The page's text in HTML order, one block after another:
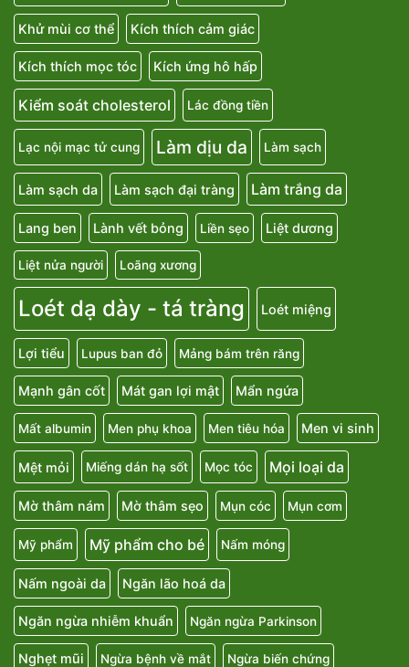
Khử mùi cơ thể Kích thích cảm giác
Kích thích mọc tóc Kích ứng hô hấp
Kiểm soát cholesterol Lác đồng tiền
Lạc nội mạc tử cung Làm dịu da Làm sạch
Làm sạch da Làm sạch đại tràng Làm trắng da
Lang ben Lành vết bỏng Liền sẹo Liệt dương
Liệt nửa người Loãng xương
Loét dạ dày - tá tràng Loét miệng
Lợi tiểu Lupus ban đỏ Mảng bám trên răng
Mạnh gân cốt Mát gan lợi mật Mẩn ngứa
Mất albumin Men phụ khoa Men tiêu hóa Men vi sinh
Mệt mỏi Miếng dán hạ sốt Mọc tóc Mọi loại da
Mờ thâm nám Mờ thâm sẹo Mụn cóc Mụn cơm
Mỹ phẩm Mỹ phẩm cho bé Nấm móng
Nấm ngoài da Ngăn lão hoá da
Ngăn ngừa nhiễm khuẩn Ngăn ngừa Parkinson
Nghẹt mũi Ngừa bệnh về mắt Ngừa biến chứng